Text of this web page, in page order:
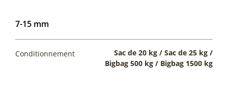
7-15 mm
Conditionnement
Sac de 20 kg / Sac de 25 kg /
Bigbag 500 kg / Bigbag 1500 kg